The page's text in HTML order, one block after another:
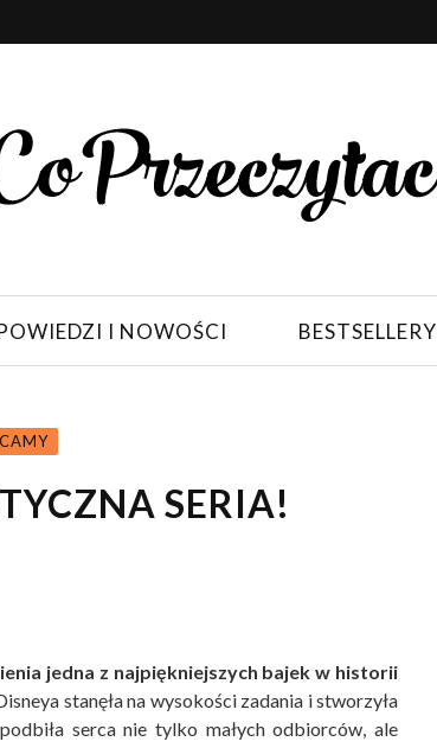
I NOWOŚCI BESTSELLERY
SERIA!
jedna z najpiękniejszych bajek w historii
stanęła na wysokości zadania i stworzyła
serca nie tylko małych odbiorców, ale